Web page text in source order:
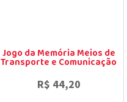
Jogo da Memória Meios de
Transporte e Comunicação
R$ 44,20